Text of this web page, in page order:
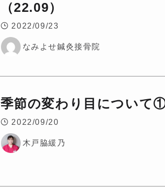
（22.09）
2022/09/23
なみよせ鍼灸接骨院
季節の変わり目について
2022/09/20
木戸脇緩乃